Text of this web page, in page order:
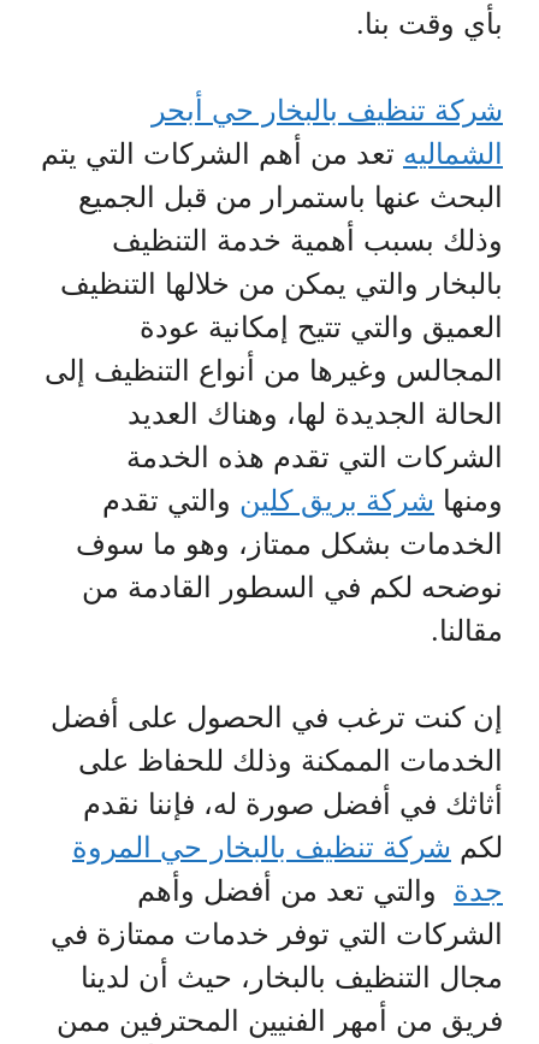
بأي وقت بنا.
شركة تنظيف بالبخار حي أبحر
الشماليه تعد من أهم الشركات التي يتم
البحث عنها باستمرار من قبل الجميع
وذلك بسبب أهمية خدمة التنظيف
بالبخار والتي يمكن من خلالها التنظيف
العميق والتي تتيح إمكانية عودة
المجالس وغيرها من أنواع التنظيف إلى
الحالة الجديدة لها، وهناك العديد
الشركات التي تقدم هذه الخدمة
ومنها شركة بريق كلين والتي تقدم
الخدمات بشكل ممتاز، وهو ما سوف
نوضحه لكم في السطور القادمة من
مقالنا.
إن كنت ترغب في الحصول على أفضل
الخدمات الممكنة وذلك للحفاظ على
أثاثك في أفضل صورة له، فإننا نقدم
لكم شركة تنظيف بالبخار حي المروة
جدة والتي تعد من أفضل وأهم
الشركات التي توفر خدمات ممتازة في
مجال التنظيف بالبخار، حيث أن لدينا
فريق من أمهر الفنيين المحترفين ممن